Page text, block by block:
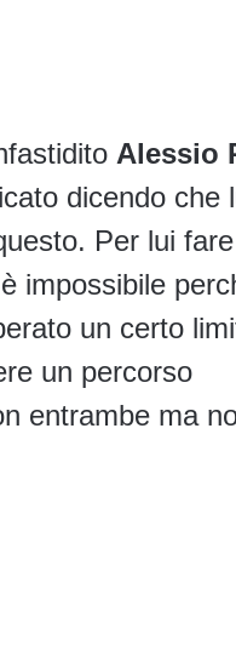
Alessio
dicendo che
Per lui
impossibile
un certo
un percorso
entrambe ma